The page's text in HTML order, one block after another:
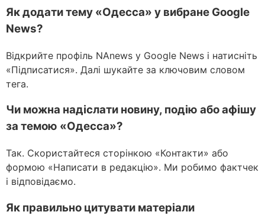
Як додати тему «Одесса» у вибране Google
News?
Відкрийте профіль NAnews у Google News і натисніть
«Підписатися». Далі шукайте за ключовим словом
тега.
Чи можна надіслати новину, подію або афішу
за темою «Одесса»?
Так. Скористайтеся сторінкою «Контакти» або
формою «Написати в редакцію». Ми робимо фактчек
і відповідаємо.
Як правильно цитувати матеріали